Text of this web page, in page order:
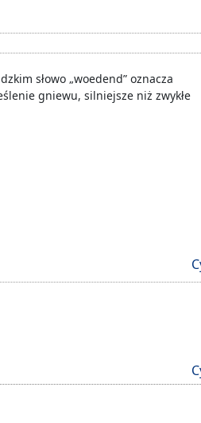
słowo „woedend” oznacza
gniewu, silniejsze niż zwykłe